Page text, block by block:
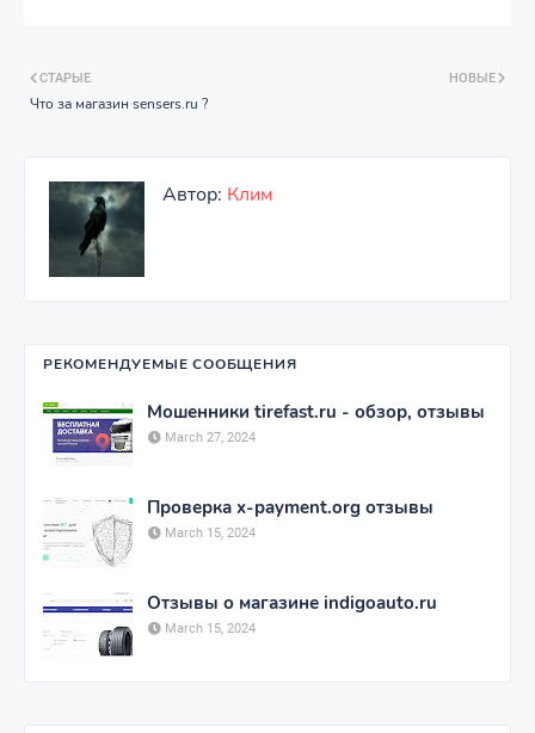
НОВЫЕ
СТАРЫЕ
Что за магазин sensers.ru ?
Автор: Клим
РЕКОМЕНДУЕМЫЕ СООБЩЕНИЯ
Мошенники tirefast.ru - обзор, отзывы
March 27, 2024
Проверка x-payment.org отзывы
March 15, 2024
Отзывы о магазине indigoauto.ru
March 15, 2024